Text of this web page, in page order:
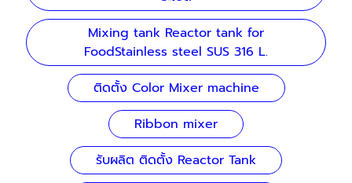
Mixing tank Reactor tank for
FoodStainless steel SUS 316 L.
ติดตั้ง Color Mixer machine
Ribbon mixer
รับผลิต ติดตั้ง Reactor Tank